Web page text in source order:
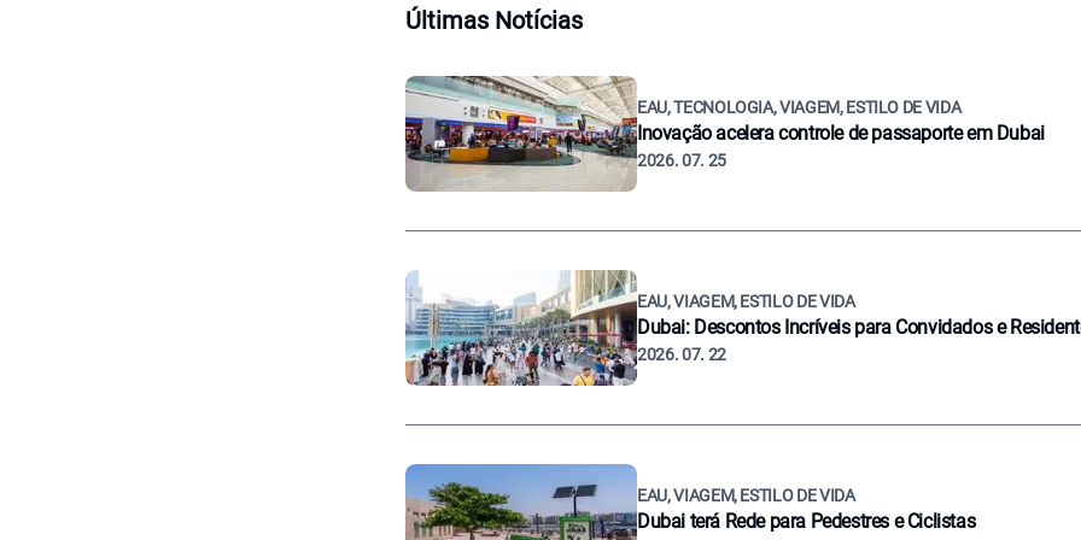
Últimas Notícias
EAU, TECNOLOGIA, VIAGEM, ESTILO DE VIDA
Inovação acelera controle de passaporte em Dubai
2026. 07. 25
EAU, VIAGEM, ESTILO DE VIDA
Dubai: Descontos Incríveis para Convidados e
2026. 07. 22
EAU, VIAGEM, ESTILO DE VIDA
Dubai terá Rede para Pedestres e Ciclistas